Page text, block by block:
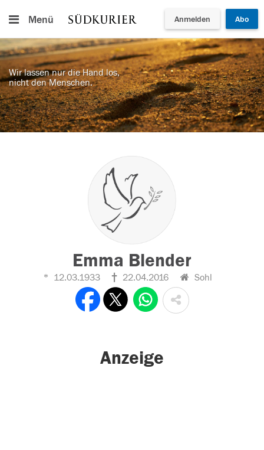
Menü Anmelden Abo
Wir lassen nur die Hand los,
nicht den Menschen.
Emma Blender
12.03.1933 22.04.2016 Sohl
Anzeige